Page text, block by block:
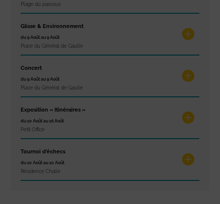
Plage du passous
Glisse & Environnement
du 9 Août au 9 Août
Place du Général de Gaulle
Concert
du 9 Août au 9 Août
Place du Général de Gaulle
Exposition « Itinéraires »
du 10 Août au 16 Août
Petit Office
Tournoi d’échecs
du 10 Août au 10 Août
Résidence Challe